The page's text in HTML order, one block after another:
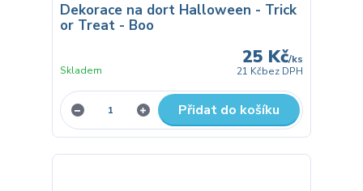
Dekorace na dort Halloween - Trick
or Treat - Boo
25 Kč/ks
21 Kčbez DPH
Skladem
Přidat do košíku